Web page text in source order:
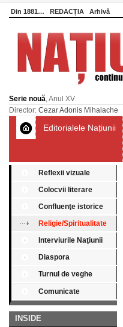
Din 1881… REDACȚIA Arhivă
Serie nouă, Anul XV
Director: Cezar Adonis Mihalache
Editorialele Națiunii
Reflexii vizuale
Colocvii literare
Confluenţe istorice
Religie/Spiritualitate
Interviurile Naţiunii
Diaspora
Turnul de veghe
Comunicate
INSIDE